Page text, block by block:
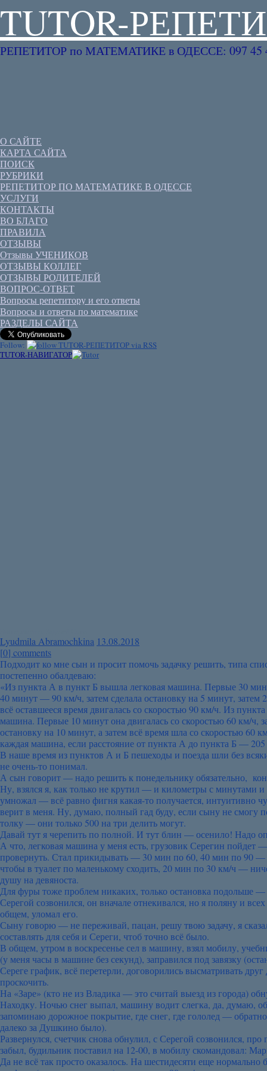
TUTOR-
РЕПЕТИТОР по МАТЕМАТИКЕ в ОДЕССЕ: 097 45
О САЙТЕ
КАРТА САЙТА
ПОИСК
РУБРИКИ
РЕПЕТИТОР ПО МАТЕМАТИКЕ В ОДЕССЕ
УСЛУГИ
КОНТАКТЫ
ВО БЛАГО
ПРАВИЛА
ОТЗЫВЫ
Отзывы УЧЕНИКОВ
ОТЗЫВЫ КОЛЛЕГ
ОТЗЫВЫ РОДИТЕЛЕЙ
ВОПРОС-ОТВЕТ
Вопросы репетитору и его ответы
Вопросы и ответы по математике
РАЗДЕЛЫ САЙТА
Follow:
TUTOR-НАВИГАТОР
Lyudmila Abramochkina 13.08.2018
[0] comments
Подходит ко мне сын и просит помочь задачку решить, типа
постепенно обалдеваю:
«Из пункта А в пункт Б вышла легковая машина. Первые 30
40 минут — 90 км/ч, затем сделала остановку на 5 минут, затем
всё оставшееся время двигалась со скоростью 90 км/ч. Из
машина. Первые 10 минут она двигалась со скоростью 60 км/ч,
остановку на 10 минут, а затем всё время шла со скоростью 60
каждая машина, если расстояние от пункта А до пункта Б —
В наше время из пунктов А и Б пешеходы и поезда шли без
не очень-то понимал.
А сын говорит — надо решить к понедельнику обязательно,
Ну, взялся я, как только не крутил — и километры с минутами
умножал — всё равно фигня какая-то получается, интуитивно
верит в меня. Ну, думаю, полный гад буду, если сыну не смогу
толку — они только 500 на три делить могут.
Давай тут я черепить по полной. И тут блин — осенило! Надо
А что, легковая машина у меня есть, грузовик Серегин пойдет
провернуть. Стал прикидывать — 30 мин по 60, 40 мин по 90 —
чтобы в туалет по маленькому сходить, 20 мин по 30 км/ч —
душу на девяноста.
Для фуры тоже проблем никаких, только остановка подольше
Серегой созвонился, он вначале отнекивался, но я поляну и
общем, уломал его.
Сыну говорю — не переживай, пацан, решу твою задачу, я
составлять для себя и Сереги, чтоб точно всё было.
В общем, утром в воскресенье сел в машину, взял мобилу,
(у меня часы в машине без секунд), заправился под завязку
Сереге график, всё перетерли, договорились высматривать
проскочить.
На «Заре» (кто не из Владика — это считай выезд из города)
Находку. Ночью снег выпал, машину водит слегка, да, думаю,
запоминаю дорожное покрытие, где снег, где гололед —
далеко за Душкино было).
Развернулся, счетчик снова обнулил, с Серегой созвонился,
забыл, будильник поставил на 12-00, в мобилу скомандовал:
Да не всё так просто оказалось. На шестидесяти еще